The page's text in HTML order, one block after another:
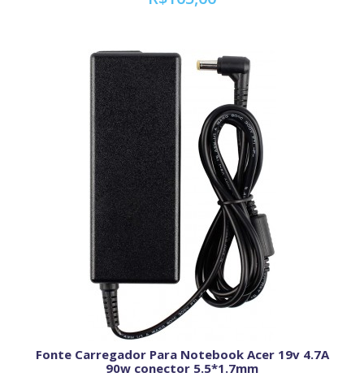
Fonte Carregador Para Notebook Acer 19v 4.7A
90w conector 5.5*1.7mm